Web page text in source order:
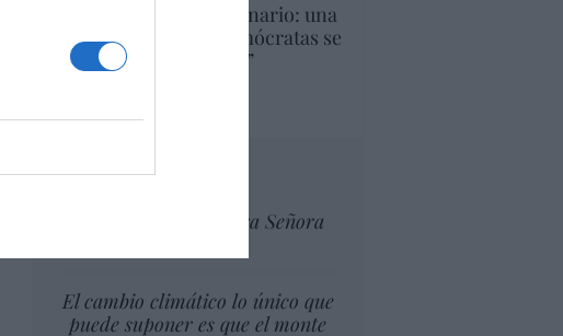
EEUU. Inquietante escenario: una
tercera parte de los demócratas se
define como “socialista”
Artículos anteriores
Ceuta celebra Nuestra Señora
El cambio climático lo único que
puede suponer es que el monte